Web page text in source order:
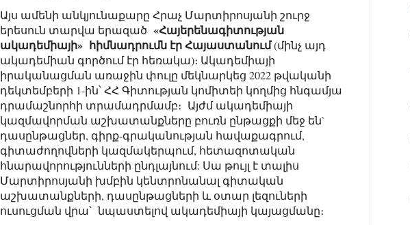
Այս ամենի անկյունաքարը Հրաչ Մարտիրոսյանի շուրջ
երեսուն տարվա երազած «Հայերենագիտության
ակադեմիայի» հիմնադրումն էր Հայաստանում(մինչ այդ
ակադեմիան գործում էր հեռակա)։ Ակադեմիայի
իրականացման առաջին փուլը մեկնարկեց 2022 թվականի
դեկտեմբերի 1-ին՝ ՀՀ Գիտության կոմիտեի կողմից հնգամյա
դրամաշնորհի տրամադրմամբ։ Այժմ ակադեմիայի
կազմավորման աշխատանքները բուռն ընթացքի մեջ են`
դասընթացներ, գիրք-գրականության հավաքագրում,
գիտաժողովների կազմակերպում, հետազոտական
հնարավորությունների ընդլայնում: Սա թույլ է տալիս
Մարտիրոսյանի խմբին կենտրոնանալ գիտական
աշխատանքների, դասընթացների և օտար լեզուների
ուսուցման վրա՝ նպաստելով ակադեմիայի կայացմանը։